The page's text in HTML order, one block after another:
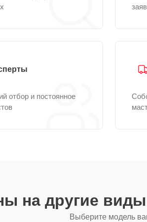
отбор и постоянное
на другие
Выберите модель